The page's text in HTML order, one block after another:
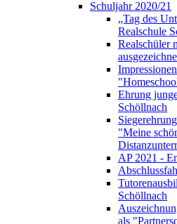
Schuljahr 2020/21
„Tag des
Realschule
Realschüler
Ehrung
Schöllnach
"Meine
AP 2021 -
Schöllnach
als